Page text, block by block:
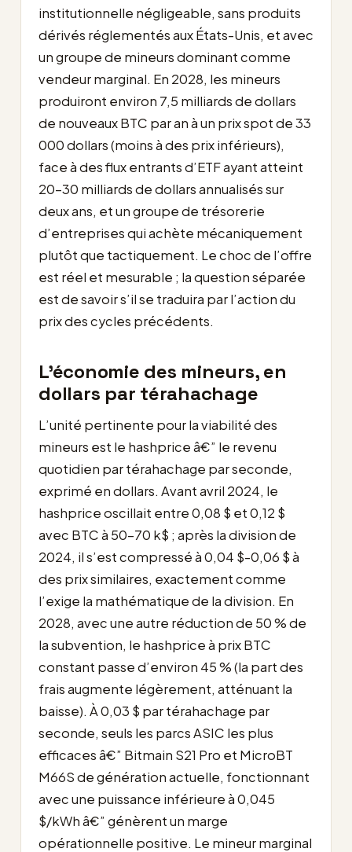
institutionnelle négligeable, sans produits
dérivés réglementés aux États-Unis, et avec
un groupe de mineurs dominant comme
vendeur marginal. En 2028, les mineurs
produiront environ 7,5 milliards de dollars
de nouveaux BTC par an à un prix spot de 33
000 dollars (moins à des prix inférieurs),
face à des flux entrants d’ETF ayant atteint
20-30 milliards de dollars annualisés sur
deux ans, et un groupe de trésorerie
d’entreprises qui achète mécaniquement
plutôt que tactiquement. Le choc de l’offre
est réel et mesurable ; la question séparée
est de savoir s’il se traduira par l’action du
prix des cycles précédents.
L’économie des mineurs, en
dollars par térahachage
L’unité pertinente pour la viabilité des
mineurs est le hashprice â€” le revenu
quotidien par térahachage par seconde,
exprimé en dollars. Avant avril 2024, le
hashprice oscillait entre 0,08 $ et 0,12 $
avec BTC à 50-70 k$ ; après la division de
2024, il s’est compressé à 0,04 $-0,06 $ à
des prix similaires, exactement comme
l’exige la mathématique de la division. En
2028, avec une autre réduction de 50 % de
la subvention, le hashprice à prix BTC
constant passe d’environ 45 % (la part des
frais augmente légèrement, atténuant la
baisse). À 0,03 $ par térahachage par
seconde, seuls les parcs ASIC les plus
efficaces â€” Bitmain S21 Pro et MicroBT
M66S de génération actuelle, fonctionnant
avec une puissance inférieure à 0,045
$/kWh â€” génèrent un marge
opérationnelle positive. Le mineur marginal